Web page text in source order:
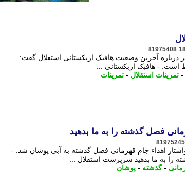
81975408
آخرین وضعیت هافبک ازبکستانی استقلال گفت:
است. - هافبک ازبکستانی ...
- تمرینات استقلال - تمرینات
فصل گذشته را به ما بدهید
81975245
اهداء جام قهرمانی فصل گذشته به آبی پوشان شد. -
به ما بدهید سرپرست استقلال ...
-گذشته - پوشان